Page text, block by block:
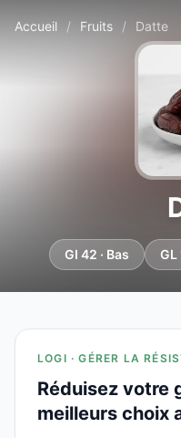
Accueil / Fruits / Datte
GI 42 · Bas GL
LOGI · GÉRER LA
Réduisez votre
meilleurs choix